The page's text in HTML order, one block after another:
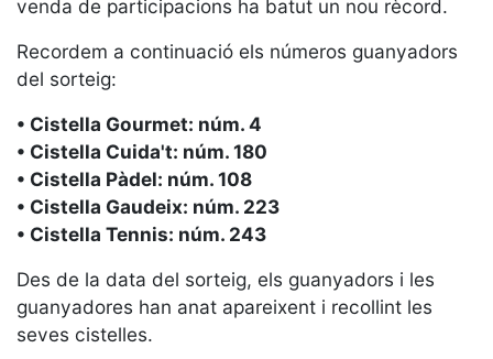
Serveis
Instal·lacions
Preguntes
Freqüents
(FAQs)
Treballa amb
nosaltres
Àrea esportiva
Tennis
Escola de
tennis
venda de participacions ha batut un nou rècord.
Recordem a continuació els números guanyadors
del sorteig:
• Cistella Gourmet: núm. 4
• Cistella Cuida't: núm. 180
• Cistella Pàdel: núm. 108
• Cistella Gaudeix: núm. 223
• Cistella Tennis: núm. 243
Des de la data del sorteig, els guanyadors i les
guanyadores han anat apareixent i recollint les
seves cistelles.